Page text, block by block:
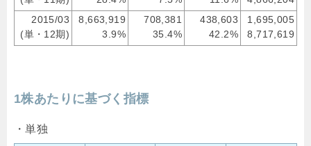
2015/03
(単・12期)
8,663,919
3.9%
708,381
35.4%
438,603
42.2%
1,695,005
8,717,619
1株あたりに基づく指標
・単独